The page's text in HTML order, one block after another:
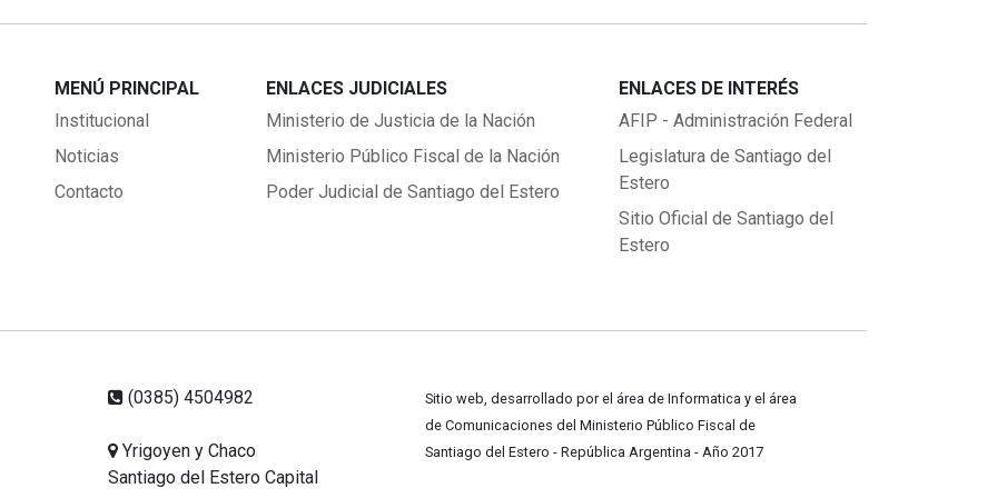
MENÚ PRINCIPAL
Institucional
Noticias
Contacto
ENLACES JUDICIALES
Ministerio de Justicia de la Nación
Ministerio Público Fiscal de la Nación
Poder Judicial de Santiago del Estero
ENLACES DE INTERÉS
AFIP - Administración Federal
Legislatura de Santiago del
Estero
Sitio Oficial de Santiago del
Estero
(0385) 4504982
Yrigoyen y Chaco
Santiago del Estero Capital
Sitio web, desarrollado por el área de Informatica y el área
de Comunicaciones del Ministerio Público Fiscal de
Santiago del Estero - República Argentina - Año 2017